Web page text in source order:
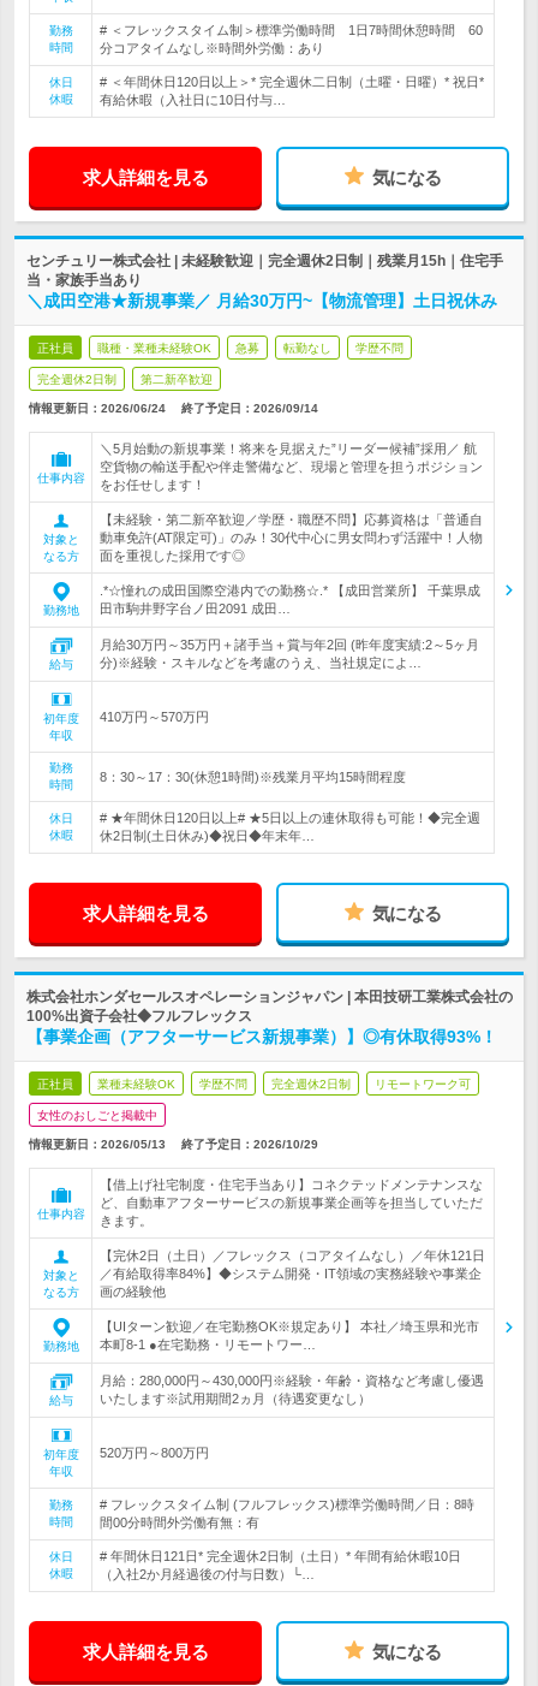
勤務
時間
# ＜フレックスタイム制＞標準労働時間 1日7時間休憩時間 60
分コアタイムなし※時間外労働：あり
休日
休暇
# ＜年間休日120日以上＞* 完全週休二日制（土曜・日曜）* 祝日*
有給休暇（入社日に10日付与…
求人詳細を見る 気になる
センチュリー株式会社 | 未経験歓迎｜完全週休2日制｜残業月15h｜住宅手
当・家族手当あり
＼成田空港★新規事業／ 月給30万円~【物流管理】土日祝休み
正社員 職種・業種未経験OK 急募 転勤なし 学歴不問
完全週休2日制 第二新卒歓迎
情報更新日：2026/06/24 終了予定日： 2026/09/14
仕事内容
＼5月始動の新規事業！将来を見据えた”リーダー候補”採用／ 航
空貨物の輸送手配や伴走警備など、現場と管理を担うポジション
をお任せします！
対象と
なる方
【未経験・第二新卒歓迎／学歴・職歴不問】応募資格は「普通自
動車免許(AT限定可)」のみ！30代中心に男女問わず活躍中！人物
面を重視した採用です◎
勤務地
.*☆憧れの成田国際空港内での勤務☆.* 【成田営業所】 千葉県成
田市駒井野字台ノ田2091 成田…
給与
月給30万円～35万円＋諸手当＋賞与年2回 (昨年度実績:2～5ヶ月
分)※経験・スキルなどを考慮のうえ、当社規定によ…
初年度
年収
410万円～570万円
勤務
時間
8：30～17：30(休憩1時間)※残業月平均15時間程度
休日
休暇
# ★年間休日120日以上# ★5日以上の連休取得も可能！◆完全週
休2日制(土日休み)◆祝日◆年末年…
求人詳細を見る 気になる
株式会社ホンダセールスオペレーションジャパン | 本田技研工業株式会社の
100%出資子会社◆フルフレックス
【事業企画（アフターサービス新規事業）】◎有休取得93%！
正社員 業種未経験OK 学歴不問 完全週休2日制 リモートワーク可
女性のおしごと掲載中
情報更新日：2026/05/13 終了予定日： 2026/10/29
仕事内容
【借上げ社宅制度・住宅手当あり】コネクテッドメンテナンスな
ど、自動車アフターサービスの新規事業企画等を担当していただ
きます。
対象と
なる方
【完休2日（土日）／フレックス（コアタイムなし）／年休121日
／有給取得率84%】◆システム開発・IT領域の実務経験や事業企
画の経験他
勤務地
【UIターン歓迎／在宅勤務OK※規定あり】 本社／埼玉県和光市
本町8-1 ●在宅勤務・リモートワー…
給与
月給：280,000円～430,000円※経験・年齢・資格など考慮し優遇
いたします※試用期間2ヵ月（待遇変更なし）
初年度
年収
520万円～800万円
勤務
時間
# フレックスタイム制 (フルフレックス)標準労働時間／日：8時
間00分時間外労働有無：有
休日
休暇
# 年間休日121日* 完全週休2日制（土日）* 年間有給休暇10日
（入社2か月経過後の付与日数）└…
求人詳細を見る 気になる